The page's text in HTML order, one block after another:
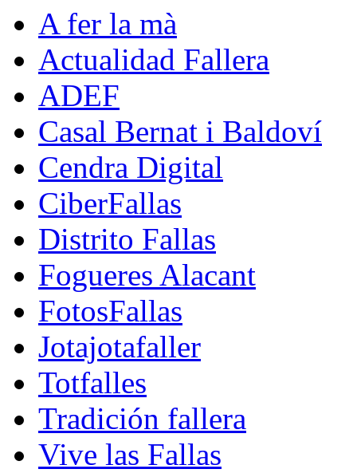
A fer la mà
Actualidad Fallera
ADEF
Casal Bernat i Baldoví
Cendra Digital
CiberFallas
Distrito Fallas
Fogueres Alacant
FotosFallas
Jotajotafaller
Totfalles
Tradición fallera
Vive las Fallas